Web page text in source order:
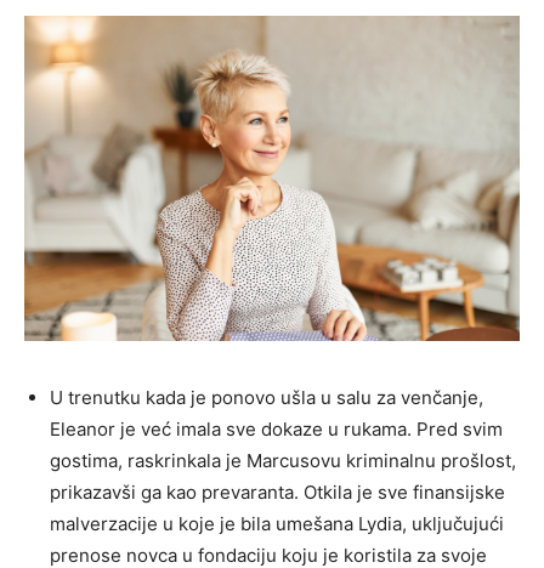
U trenutku kada je ponovo ušla u salu za venčanje,
Eleanor je već imala sve dokaze u rukama. Pred svim
gostima, raskrinkala je Marcusovu kriminalnu prošlost,
prikazavši ga kao prevaranta. Otkila je sve finansijske
malverzacije u koje je bila umešana Lydia, uključujući
prenose novca u fondaciju koju je koristila za svoje